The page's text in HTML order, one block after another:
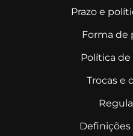
Prazo e
Forma de
Política
Trocas e